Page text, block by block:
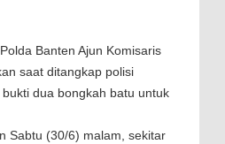
Banten Ajun Komisaris
saat ditangkap polisi
dua bongkah batu untuk
Sabtu (30/6) malam, sekitar